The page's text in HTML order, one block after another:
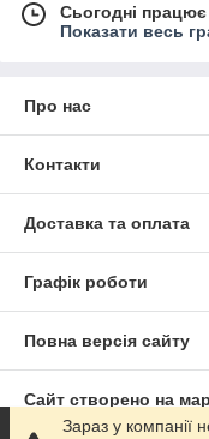
Сьогодні
Показати весь
Про нас
Контакти
Доставка та оплата
Графік роботи
Повна версія сайту
Сайт створено на
Зараз у компанії